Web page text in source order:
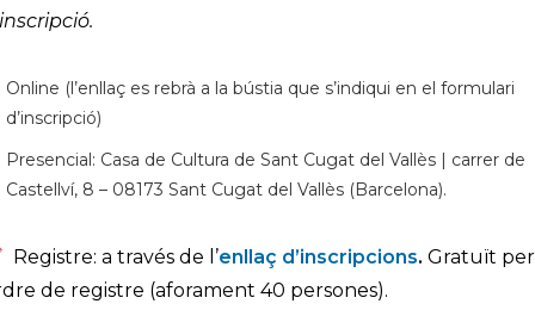
Online (l’enllaç es rebrà a la bústia que s’indiqui en el formulari
d’inscripció)
Presencial: Casa de Cultura de Sant Cugat del Vallès | carrer de
Castellví, 8 – 08173 Sant Cugat del Vallès (Barcelona).
Registre: a través de l’enllaç d’inscripcions.Gratuït per
de registre (aforament 40 persones).